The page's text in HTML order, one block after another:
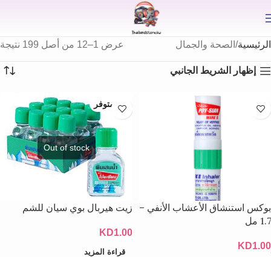
الرئيسية الصحة والجمال عرض 1–12 من أصل 199 نتيجة
إظهار الشريط الجانبي
بوكس استنشاق الأعشاب الأنفي –
1.7 مل
KD1.00
غير متوفر
زيت هيربال بوي سيان للشم
KD1.00
قراءة المزيد